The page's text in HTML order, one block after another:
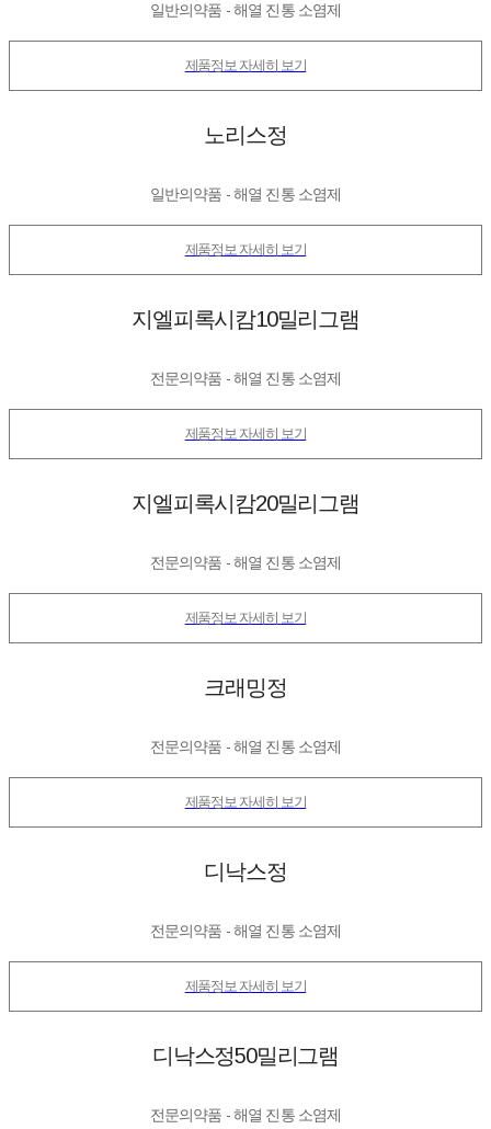
일반의약품 - 해열 진통 소염제
제품정보 자세히 보기
노리스정
일반의약품 - 해열 진통 소염제
제품정보 자세히 보기
지엘피록시캄10밀리그램
전문의약품 - 해열 진통 소염제
제품정보 자세히 보기
지엘피록시캄20밀리그램
전문의약품 - 해열 진통 소염제
제품정보 자세히 보기
크래밍정
전문의약품 - 해열 진통 소염제
제품정보 자세히 보기
디낙스정
전문의약품 - 해열 진통 소염제
제품정보 자세히 보기
디낙스정50밀리그램
전문의약품 - 해열 진통 소염제